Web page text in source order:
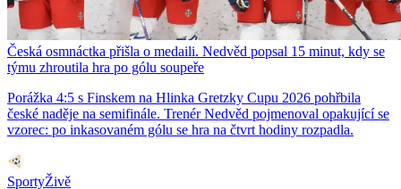
Česká osmnáctka přišla o medaili. Nedvěd popsal 15 minut, kdy se
týmu zhroutila hra po gólu soupeře
Porážka 4:5 s Finskem na Hlinka Gretzky Cupu 2026 pohřbila
české naděje na semifinále. Trenér Nedvěd pojmenoval opakující se
vzorec: po inkasovaném gólu se hra na čtvrt hodiny rozpadla.
SportyŽivě